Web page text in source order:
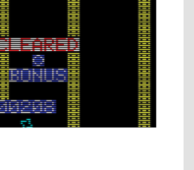
y
d
i
ff
i